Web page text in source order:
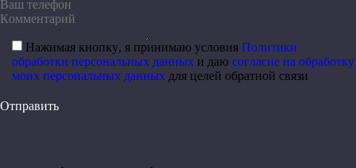
Нажимая кнопку, я принимаю условия Политики
обработки персональных данных и даю согласие на обработку
моих персональных данных для целей обратной связи
Отправить